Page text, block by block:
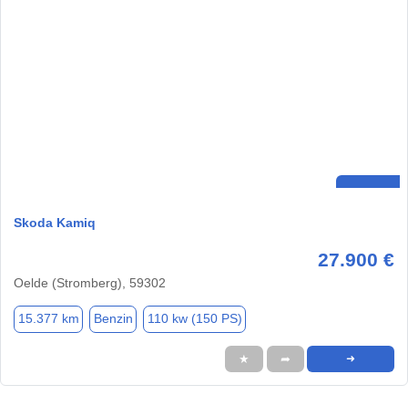
Skoda Kamiq
27.900 €
Oelde (Stromberg), 59302
15.377 km Benzin 110 kw (150 PS)
★ ➦ ➜